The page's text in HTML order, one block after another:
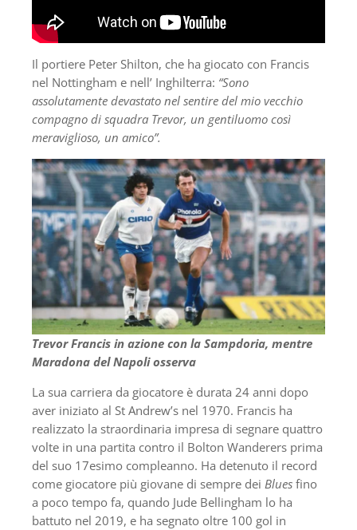
Il portiere Peter Shilton, che ha giocato con Francis
nel Nottingham e nell’ Inghilterra: “Sono
assolutamente devastato nel sentire del mio vecchio
compagno di squadra Trevor, un gentiluomo così
meraviglioso, un amico”.
Trevor Francis in azione con la Sampdoria, mentre
Maradona del Napoli osserva
La sua carriera da giocatore è durata 24 anni dopo
aver iniziato al St Andrew’s nel 1970. Francis ha
realizzato la straordinaria impresa di segnare quattro
volte in una partita contro il Bolton Wanderers prima
del suo 17esimo compleanno. Ha detenuto il record
come giocatore più giovane di sempre dei Blues fino
a poco tempo fa, quando Jude Bellingham lo ha
battuto nel 2019, e ha segnato oltre 100 gol in